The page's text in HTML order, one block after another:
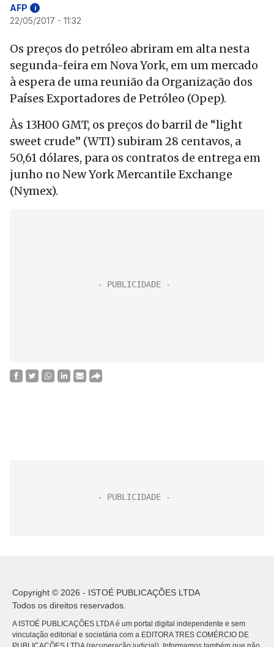
AFP i
22/05/2017 - 11:32
Os preços do petróleo abriram em alta nesta
segunda-feira em Nova York, em um mercado
à espera de uma reunião da Organização dos
Países Exportadores de Petróleo (Opep).
Às 13H00 GMT, os preços do barril de “light
sweet crude” (WTI) subiram 28 centavos, a
50,61 dólares, para os contratos de entrega em
junho no New York Mercantile Exchange
(Nymex).
Copyright © 2026 - ISTOÉ PUBLICAÇÕES LTDA
Todos os direitos reservados.
A ISTOÉ PUBLICAÇÕES LTDA é um portal digital independente e sem
vinculação editorial e societária com a EDITORA TRES COMÉRCIO DE